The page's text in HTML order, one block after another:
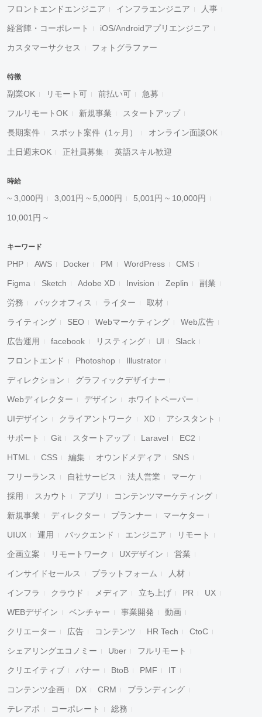
フロントエンドエンジニア インフラエンジニア 人事
経営陣・コーポレート iOS/Androidアプリエンジニア
カスタマーサクセス フォトグラファー
特徴
副業OK リモート可 前払い可 急募
フルリモートOK 新規事業 スタートアップ
長期案件 スポット案件（1ヶ月） オンライン面談OK
土日週末OK 正社員募集 英語スキル歓迎
時給
~ 3,000円 3,001円 ~ 5,000円 5,001円 ~ 10,000円
10,001円 ~
キーワード
PHP AWS Docker PM WordPress CMS
Figma Sketch Adobe XD Invision Zeplin 副業
労務 バックオフィス ライター 取材
ライティング SEO Webマーケティング Web広告
広告運用 facebook リスティング UI Slack
フロントエンド Photoshop Illustrator
ディレクション グラフィックデザイナー
Webディレクター デザイン ホワイトペーパー
UIデザイン クライアントワーク XD アシスタント
サポート Git スタートアップ Laravel EC2
HTML CSS 編集 オウンドメディア SNS
フリーランス 自社サービス 法人営業 マーケ
採用 スカウト アプリ コンテンツマーケティング
新規事業 ディレクター プランナー マーケター
UIUX 運用 バックエンド エンジニア リモート
企画立案 リモートワーク UXデザイン 営業
インサイドセールス プラットフォーム 人材
インフラ クラウド メディア 立ち上げ PR UX
WEBデザイン ベンチャー 事業開発 動画
クリエーター 広告 コンテンツ HR Tech CtoC
シェアリングエコノミー Uber フルリモート
クリエイティブ バナー BtoB PMF IT
コンテンツ企画 DX CRM ブランディング
テレアポ コーポレート 総務